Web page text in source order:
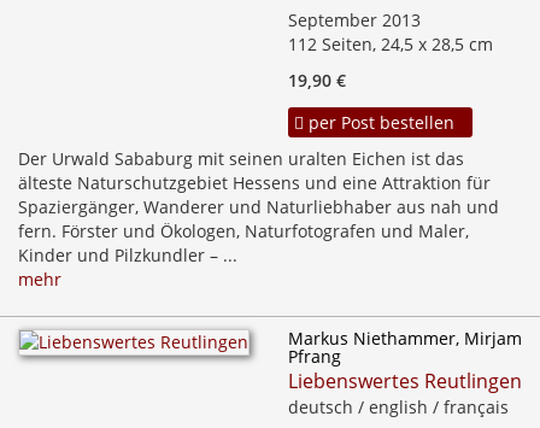
September 2013
112 Seiten, 24,5 x 28,5 cm
19,90 €
per Post bestellen
Der Urwald Sababurg mit seinen uralten Eichen ist das
älteste Naturschutzgebiet Hessens und eine Attraktion für
Spaziergänger, Wanderer und Naturliebhaber aus nah und
fern. Förster und Ökologen, Naturfotografen und Maler,
Kinder und Pilzkundler – ...
mehr
Markus Niethammer, Mirjam
Pfrang
Liebenswertes Reutlingen
deutsch / english / français